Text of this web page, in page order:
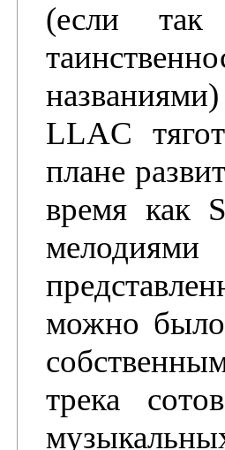
(если
LLAC
плане
время как
можно
трека